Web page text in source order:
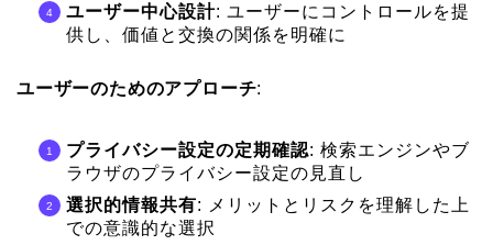
ユーザー中心設計: ユーザーにコントロールを提
供し、価値と交換の関係を明確に
ユーザーのためのアプローチ:
プライバシー設定の定期確認: 検索エンジンやブ
ラウザのプライバシー設定の見直し
選択的情報共有: メリットとリスクを理解した上
での意識的な選択